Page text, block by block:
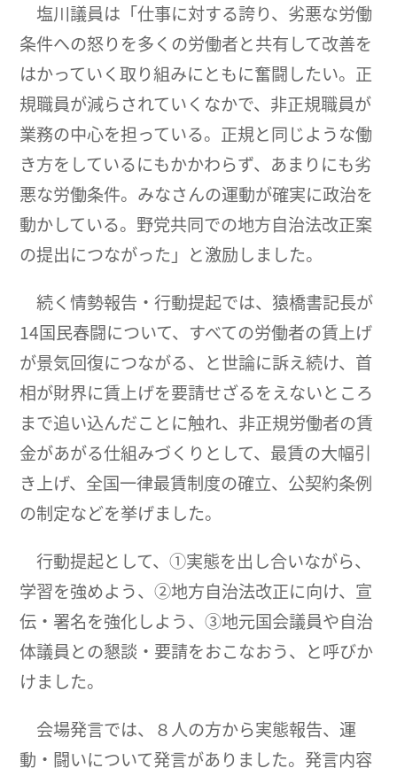
塩川議員は「仕事に対する誇り、劣悪な労働
条件への怒りを多くの労働者と共有して改善を
はかっていく取り組みにともに奮闘したい。正
規職員が減らされていくなかで、非正規職員が
業務の中心を担っている。正規と同じような働
き方をしているにもかかわらず、あまりにも劣
悪な労働条件。みなさんの運動が確実に政治を
動かしている。野党共同での地方自治法改正案
の提出につながった」と激励しました。
続く情勢報告・行動提起では、猿橋書記長が
14国民春闘について、すべての労働者の賃上げ
が景気回復につながる、と世論に訴え続け、首
相が財界に賃上げを要請せざるをえないところ
まで追い込んだことに触れ、非正規労働者の賃
金があがる仕組みづくりとして、最賃の大幅引
き上げ、全国一律最賃制度の確立、公契約条例
の制定などを挙げました。
行動提起として、①実態を出し合いながら、
学習を強めよう、②地方自治法改正に向け、宣
伝・署名を強化しよう、③地元国会議員や自治
体議員との懇談・要請をおこなおう、と呼びか
けました。
会場発言では、８人の方から実態報告、運
動・闘いについて発言がありました。発言内容